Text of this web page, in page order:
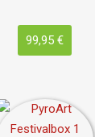
99,95 €